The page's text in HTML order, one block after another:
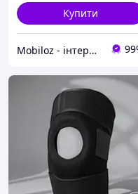
Купити
Mobiloz - інтернет-магазин Мобілоз